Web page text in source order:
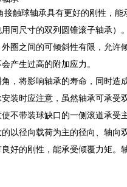
接触球轴承具有更好的刚性，
同尺寸的双列圆锥滚子轴承）。
圈之间的可倾斜性有限，允
产生过高的附加应力。
，将影响轴承的寿命，同时
装时应注意，虽然轴承可承
不带装球缺口的一侧滚道承受
以径向载荷为主的径向、轴向
好的刚性，能承受倾覆力矩